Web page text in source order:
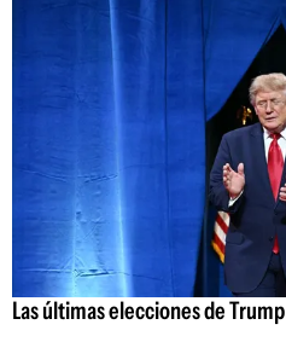
Las últimas elecciones de Trump